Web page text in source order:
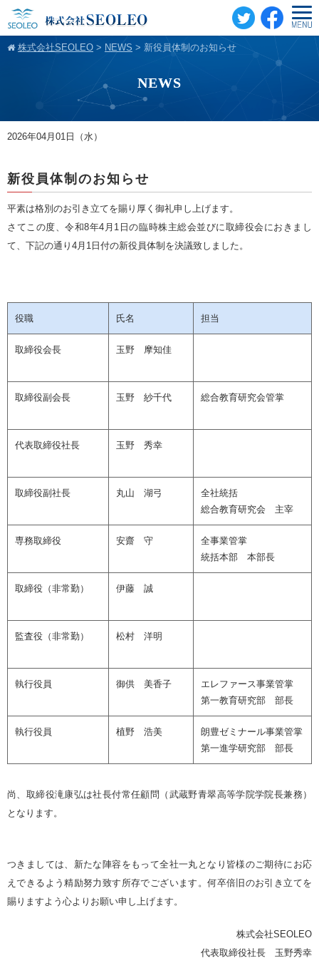
株式会社SEOLEO > NEWS > 新役員体制のお知らせ
NEWS
2026年04月01日（水）
新役員体制のお知らせ
平素は格別のお引き立てを賜り厚く御礼申し上げます。
さてこの度、令和8年4月1日の臨時株主総会並びに取締役会におきまし
て、下記の通り4月1日付の新役員体制を決議致しました。
役職 氏名 担当
取締役会長 玉野 摩知佳
取締役副会長 玉野 紗千代 総合教育研究会管掌
代表取締役社長 玉野 秀幸
取締役副社長 丸山 湖弓
全社統括
総合教育研究会 主宰
専務取締役 安齋 守
全事業管掌
統括本部 本部長
取締役（非常勤） 伊藤 誠
監査役（非常勤） 松村 洋明
執行役員 御供 美香子
エレファース事業管掌
第一教育研究部 部長
執行役員 植野 浩美
朗豊ゼミナール事業管掌
第一進学研究部 部長
尚、取締役滝康弘は社長付常任顧問（武蔵野青翠高等学院学院長兼務）
となります。
つきましては、新たな陣容をもって全社一丸となり皆様のご期待にお応
えできるよう精励努力致す所存でございます。何卒倍旧のお引き立てを
賜りますよう心よりお願い申し上げます。
株式会社SEOLEO
代表取締役社長 玉野秀幸